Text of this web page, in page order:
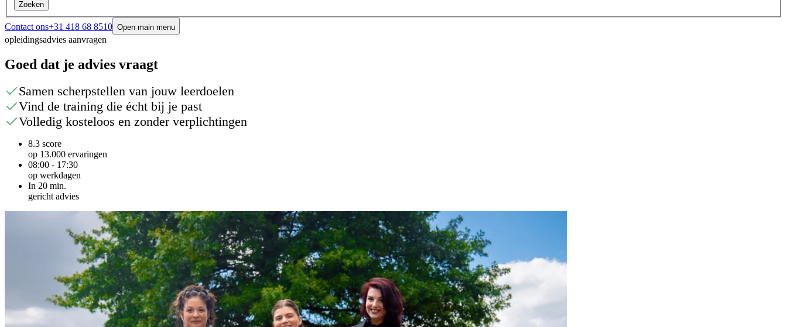
Zoeken
Contact ons+31 418 68 8510 Open main menu
opleidingsadvies aanvragen
Goed dat je advies vraagt
Samen scherpstellen van jouw leerdoelen
Vind de training die écht bij je past
Volledig kosteloos en zonder verplichtingen
8.3 score
op 13.000 ervaringen
08:00 - 17:30
op werkdagen
In 20 min.
gericht advies